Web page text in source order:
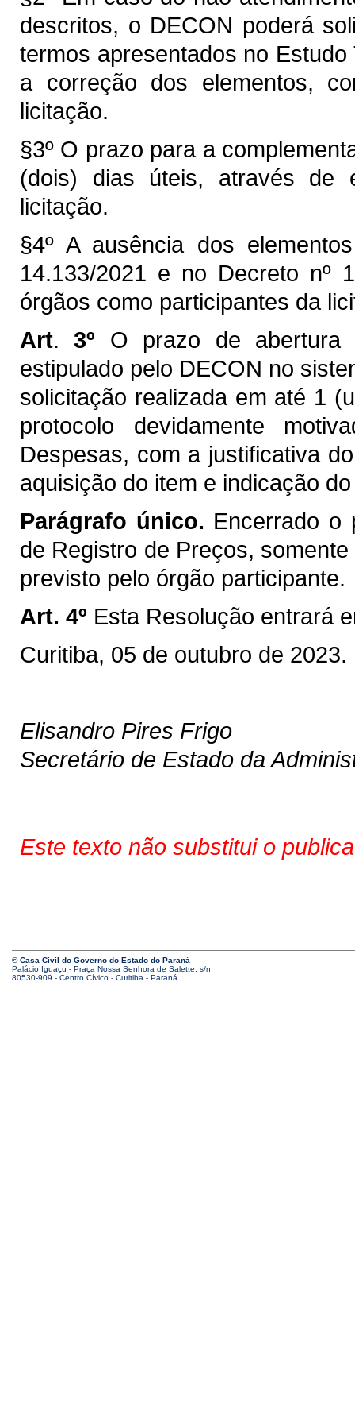
descritos, o DECON poderá
termos apresentados no
a correção dos elementos,
licitação.
§3º O prazo para a
(dois) dias úteis, através de
licitação.
§4º A ausência dos
14.133/2021 e no Decreto nº
órgãos como participantes da
Art. 3º O prazo de abertura
estipulado pelo DECON no
solicitação realizada em até 1
protocolo devidamente
Despesas, com a justificativa
aquisição do item e indicação
Parágrafo único. Encerrado o
de Registro de Preços,
previsto pelo órgão participante.
Art. 4º Esta Resolução entrará
Curitiba, 05 de outubro de 2023.
Elisandro Pires Frigo
Secretário de Estado da
Este texto não substitui o
© Casa Civil do Governo do Estado do Paraná
Palácio Iguaçu - Praça Nossa Senhora de Salette, s/n
80530-909 - Centro Cívico - Curitiba - Paraná